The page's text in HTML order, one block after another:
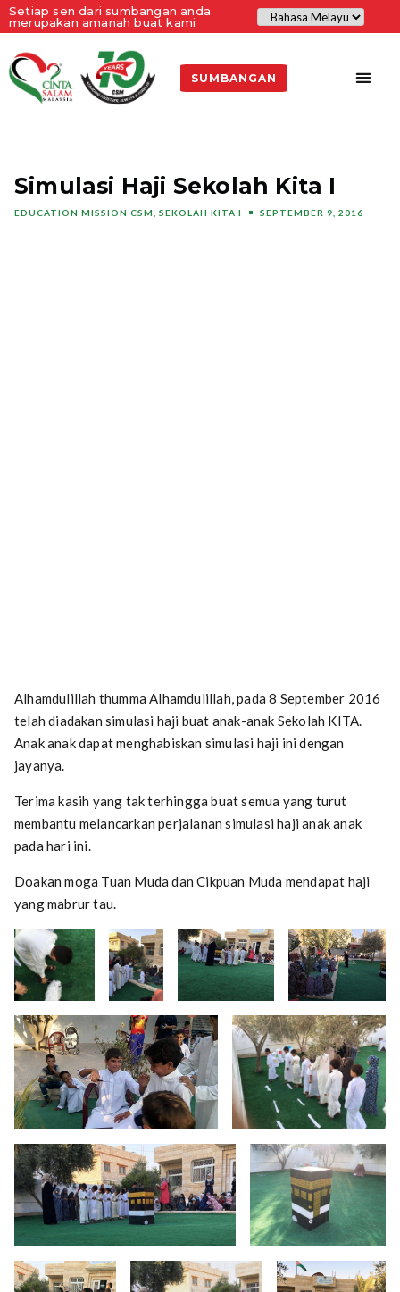
Setiap sen dari sumbangan anda
merupakan amanah buat kami
SUMBANGAN
Simulasi Haji Sekolah Kita I
EDUCATION MISSION CSM SEKOLAH KITA I SEPTEMBER 9, 2016
Alhamdulillah thumma Alhamdulillah, pada 8 September 2016
telah diadakan simulasi haji buat anak-anak Sekolah KITA.
Anak anak dapat menghabiskan simulasi haji ini dengan
jayanya.
Terima kasih yang tak terhingga buat semua yang turut
membantu melancarkan perjalanan simulasi haji anak anak
pada hari ini.
Doakan moga Tuan Muda dan Cikpuan Muda mendapat haji
yang mabrur tau.